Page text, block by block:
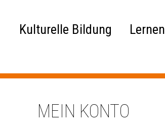
Kulturelle Bildung Lernen
MEIN KONTO